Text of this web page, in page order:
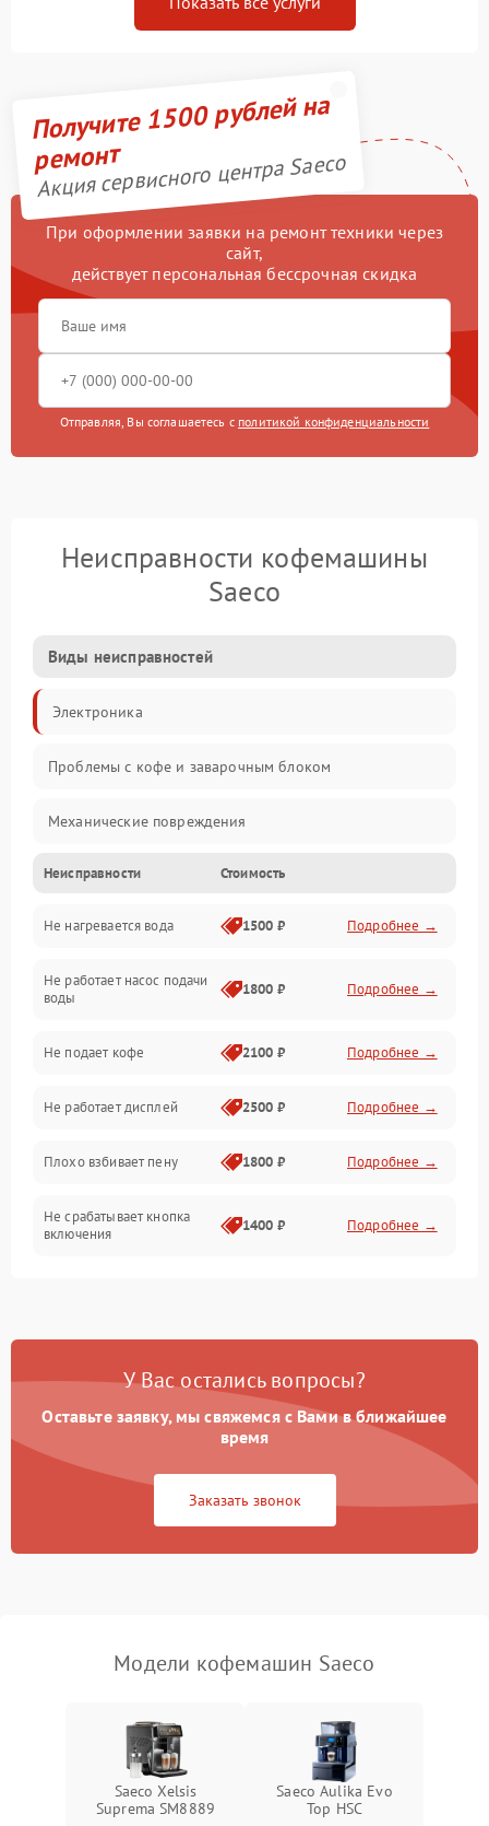
Получите 1500 рублей на
ремонт
Акция сервисного центра Saeco
При оформлении заявки на ремонт техники через
сайт,
действует персональная бессрочная скидка
Отправляя, Вы соглашаетесь с политикой конфиденциальности
Неисправности кофемашины
Saeco
Виды неисправностей
Электроника
Проблемы с кофе и заварочным блоком
Механические повреждения
Прочие неисправности
Включение и работа
Проблемы с водой
Неисправности Стоимость
Не нагревается вода 1500 ₽ Подробнее →
Не работает насос подачи
воды
1800 ₽ Подробнее →
Не подает кофе 2100 ₽ Подробнее →
Не работает дисплей 2500 ₽ Подробнее →
Плохо взбивает пену 1800 ₽ Подробнее →
Не срабатывает кнопка
включения
1400 ₽ Подробнее →
Постоянные сбои в работе 1500 ₽ Подробнее →
У Вас остались вопросы?
Оставьте заявку, мы свяжемся с Вами в ближайшее
время
Заказать звонок
Модели кофемашин Saeco
Saeco Xelsis
Suprema SM8889
Saeco Aulika Evo
Top HSC